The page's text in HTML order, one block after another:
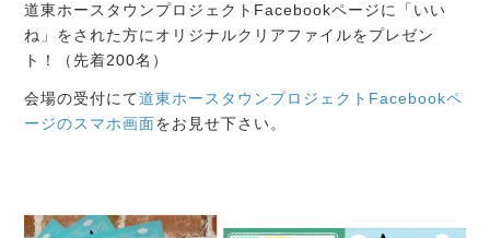
道東ホースタウンプロジェクトFacebookページに「いい
ね」をされた方にオリジナルクリアファイルをプレゼン
ト！（先着200名）
会場の受付にて道東ホースタウンプロジェクトFacebookペ
ージのスマホ画面をお見せ下さい。